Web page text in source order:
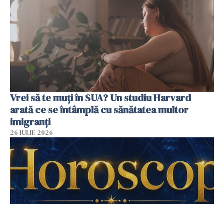
Vrei să te muți în SUA? Un studiu Harvard
arată ce se întâmplă cu sănătatea multor
imigranți
26 IULIE 2026